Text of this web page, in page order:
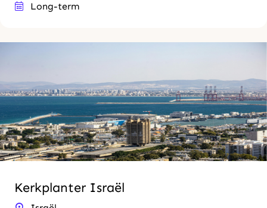
Long-term
Kerkplanter Israël